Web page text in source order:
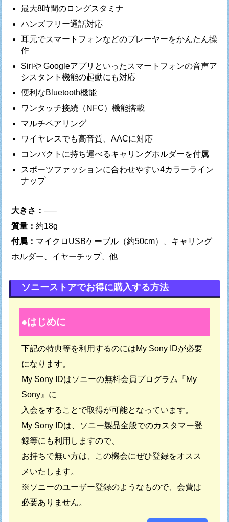
最大8時間のロングスタミナ
ハンズフリー通話対応
耳元でスマートフォンなどのプレーヤーをかんたん操
作
Siriや Googleアプリといったスマートフォンの音声ア
シスタント機能の起動にも対応
便利なBluetooth機能
ワンタッチ接続（NFC）機能搭載
マルチペアリング
ワイヤレスでも高音質、AACに対応
コンパクトに持ち運べるキャリングホルダーを付属
スポーツファッションに合わせやすい4カラーライン
ナップ
大きさ： —–
質量： 約18g
付属： マイクロUSBケーブル（約50cm）、キャリング
ホルダー、イヤーチップ、他
ソニーストアでお得に購入する方法
はじめに
下記の特典等を利用するのにはMy Sony IDが必要
になります。
My Sony IDはソニーの無料会員プログラム『My
Sony』に
入会をすることで取得が可能となっています。
My Sony IDは、ソニー製品全般でのカスタマー登
録等にも利用しますので、
お持ちで無い方は、この機会にぜひ登録をオスス
メいたします。
※ソニーのユーザー登録のようなもので、会費は
必要ありません。